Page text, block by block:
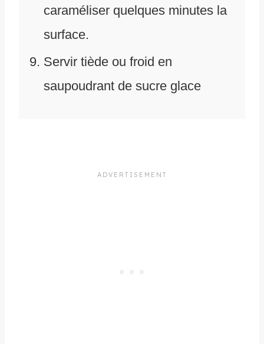
caraméliser quelques minutes la
surface.
Servir tiède ou froid en
saupoudrant de sucre glace